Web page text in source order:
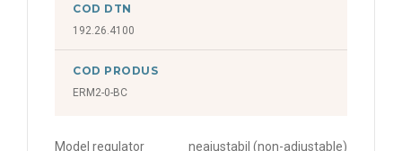
COD DTN
192.26.4100
COD PRODUS
ERM2-0-BC
Model regulator neajustabil (non-adjustable)